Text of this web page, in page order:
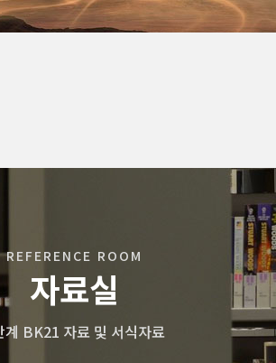
REFERENCE ROOM
자료실
계 BK21 자료 및 서식자료